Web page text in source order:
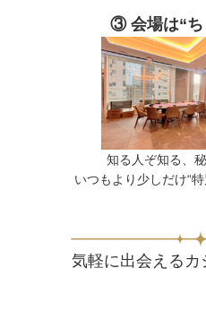
③ 会場は“ち
知る人ぞ知る、
いつもより少しだけ“
気軽に出会える